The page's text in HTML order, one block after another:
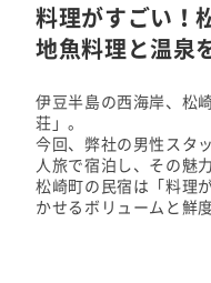
料理がすごい！
地魚料理と温泉
伊豆半島の西海岸、松
荘」。
今回、弊社の男性スタ
人旅で宿泊し、その魅
松崎町の民宿は「料理
かせるボリュームと鮮